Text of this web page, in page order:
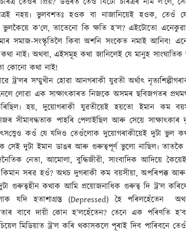
নহয়৷ ভুলবশতঃ হওক বা নাজানিয়েই হওক,তেওঁ
ভুলকৈয়ে ক’লে,তাতেনো কি ক্ষতি হ’ল?এইটোতো
সমাজ-সংস্কৃতিলৈ কিবা অশনি সংকেত নমাই আনিব!
নাই৷ অথবা, এইসমূহ কথা জানিলেই যে মানুহ সাংঘাতিক
কোনো কথা নাই!
ট্ৰ’লৰ সম্মুখীন হোৱা আনগৰাকী যুৱতী অৰ্থাৎ
লোৱা এক সাক্ষাৎকাৰত নিজকে অসমৰ ছবিজগতৰ
হয়,দুয়োগৰাকী যুৱতীয়েই হয়তো ইমান কম
সীমাবদ্ধতাক পাহৰি পেলাইছিল আৰু সেয়ে
ত্ত্বেও কওঁ যে যদিও তেওঁলোক দুয়োগৰাকীয়েই দুটা ভুল
সেই দুটা ইমান ডাঙৰ আৰু গুৰুত্বপূৰ্ণ ভুলো নাছিল৷
নেতা,আমোলা,বুদ্ধিজীৱী,সাংবাদিক আদিয়ে
সৰৱ হওঁ?অথচ দুগৰাকী কম বয়সীয়া,অপৰিপক্ক আৰু
গুৰুত্বহীন কথাক আমি প্ৰয়োজনাধিক গুৰুত্ব দি ট্ৰ’ল
যদি হতাশাগ্ৰস্ত (Depressed)হৈ পৰিলহেঁতেন
বাবে দায়ী কোন হ’লহেঁতেন?তেনে এক পৰিণতি
মিডিয়াত ট্ৰ’ল কৰি থকাসকলে পূৰাই দিব পাৰিবনে